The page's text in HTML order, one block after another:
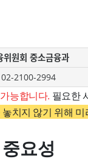
위원회 중소금융과
02-2100-2994
능합니다. 필요한
치지 않기 위해
요성